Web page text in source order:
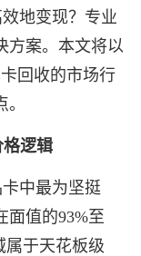
地变现？专业
方案。本文将以
回收的市场行
逻辑
中最为坚挺
面值的93%至
属于天花板级